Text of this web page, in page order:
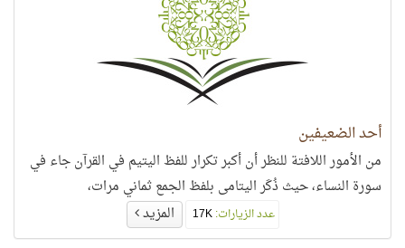
أحد الضعيفين
من الأمور اللافتة للنظر أن أكبر تكرار للفظ اليتيم في القرآن جاء في
سورة النساء، حيث ذُكَر اليتامى بلفظ الجمع ثماني مرات،
عدد الزيارات:17K المزيد